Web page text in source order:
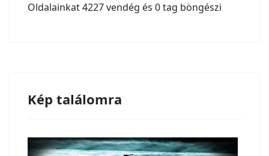
Oldalainkat 4227 vendég és 0 tag böngészi
Kép találomra